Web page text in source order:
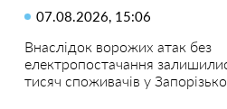
07.08.2026, 15:06
Внаслідок ворожих атак без
електропостачання
тисяч споживачів у